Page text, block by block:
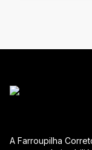
A Farroupilha